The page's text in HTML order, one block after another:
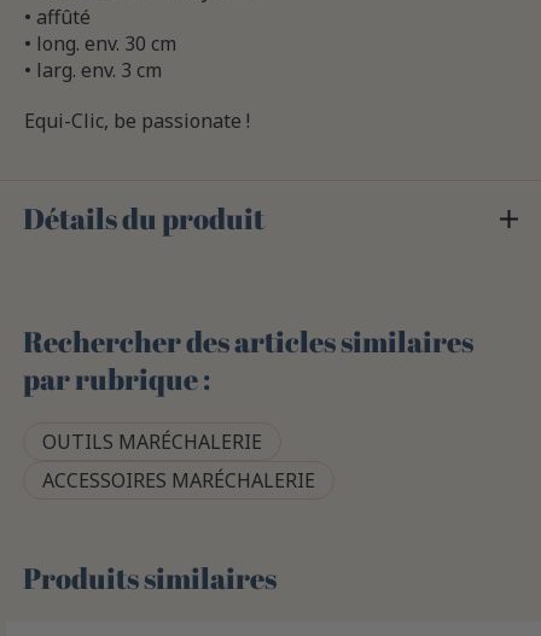
• affûté
• long. env. 30 cm
• larg. env. 3 cm
Equi-Clic, be passionate !
Détails du produit
Rechercher des articles similaires
par rubrique :
OUTILS MARÉCHALERIE
ACCESSOIRES MARÉCHALERIE
Produits similaires